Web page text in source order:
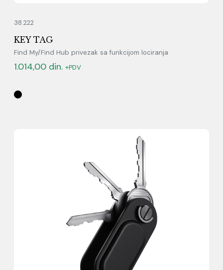
38.222
KEY TAG
Find My/Find Hub privezak sa funkcijom lociranja
1.014,00 din. +PDV